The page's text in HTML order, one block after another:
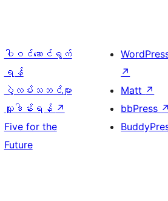
ပါဝင်ဆောင်ရွက်
ရန်
ပွဲလမ်းသဘင်များ
လှူဒါန်းရန် ↗
Five for the
Future
↗
Matt ↗
bbPress ↗